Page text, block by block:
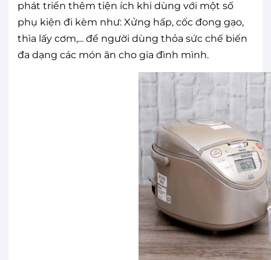
phát triển thêm tiện ích khi dùng với một số
phụ kiện đi kèm như: Xửng hấp, cốc đong gạo,
thìa lấy cơm,... để người dùng thỏa sức chế biến
đa dạng các món ăn cho gia đình mình.